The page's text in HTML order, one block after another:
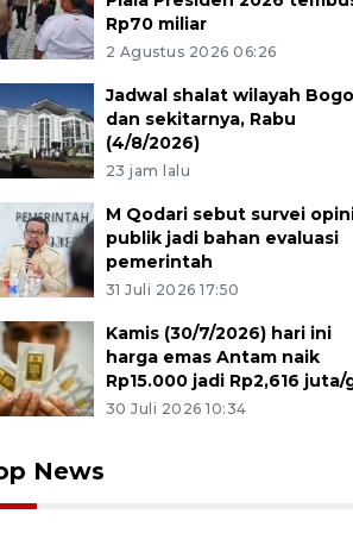
Rp70 miliar
2 Agustus 2026 06:26
Jadwal shalat wilayah
dan sekitarnya, Rabu
(4/8/2026)
23 jam lalu
M Qodari sebut survei
publik jadi bahan evaluasi
pemerintah
31 Juli 2026 17:50
Kamis (30/7/2026) hari ini
harga emas Antam naik
Rp15.000 jadi Rp2,616 juta/
30 Juli 2026 10:34
News